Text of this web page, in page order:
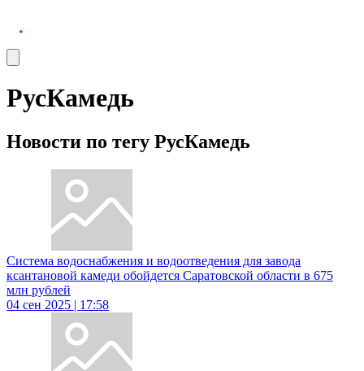
РусКамедь
Новости по тегу РусКамедь
Система водоснабжения и водоотведения для завода
ксантановой камеди обойдется Саратовской области в 675
млн рублей
04 сен 2025 | 17:58